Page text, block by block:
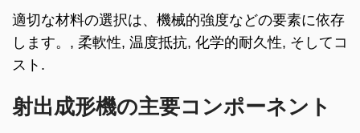
適切な材料の選択は、機械的強度などの要素に依存
します。, 柔軟性, 温度抵抗, 化学的耐久性, そしてコ
スト.
射出成形機の主要コンポーネント